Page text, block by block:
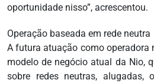
oportunidade nisso”, acrescentou.
Operação baseada em rede neutra
A futura atuação como operadora
modelo de negócio atual da Nio,
sobre redes neutras, alugadas,